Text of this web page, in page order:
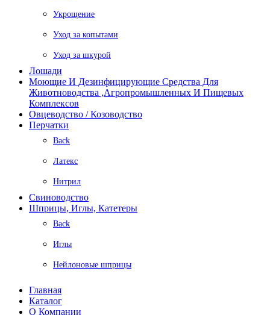
Укрощение
Уход за копытами
Уход за шкурой
Лошади
Моющие И Дезинфицирующие Средства Для
Животноводства ,агропромышленных И Пищевых
Комплексов
Овцеводство / Козоводство
Перчатки
Back
Латекс
Нитрил
Свиноводство
Шприцы, Иглы, Катетеры
Back
Иглы
Нейлоновые шприцы
Главная
Каталог
О Компании